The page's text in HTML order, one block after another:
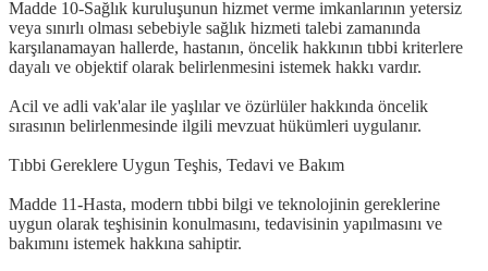
Madde 10-Sağlık kuruluşunun hizmet verme imkanlarının yetersiz
veya sınırlı olması sebebiyle sağlık hizmeti talebi zamanında
karşılanamayan hallerde, hastanın, öncelik hakkının tıbbi kriterlere
dayalı ve objektif olarak belirlenmesini istemek hakkı vardır.
Acil ve adli vak'alar ile yaşlılar ve özürlüler hakkında öncelik
sırasının belirlenmesinde ilgili mevzuat hükümleri uygulanır.
Tıbbi Gereklere Uygun Teşhis, Tedavi ve Bakım
Madde 11-Hasta, modern tıbbi bilgi ve teknolojinin gereklerine
uygun olarak teşhisinin konulmasını, tedavisinin yapılmasını ve
bakımını istemek hakkına sahiptir.